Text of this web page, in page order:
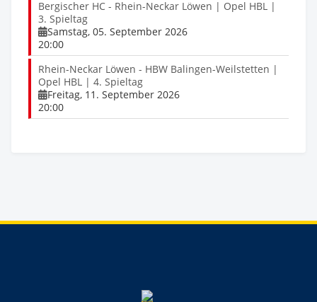
Bergischer HC - Rhein-Neckar Löwen | Opel HBL |
3. Spieltag
Samstag, 05. September 2026
20:00
Rhein-Neckar Löwen - HBW Balingen-Weilstetten |
Opel HBL | 4. Spieltag
Freitag, 11. September 2026
20:00